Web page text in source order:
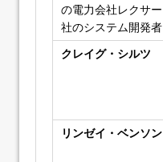
の電力会社レクサー
社のシステム開発者
クレイグ・シルツ
リンゼイ・ベンソン